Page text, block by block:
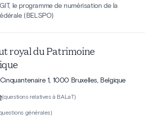
le programme de numérisation de la
(BELSPO)
royal du Patrimoine
1, 1000 Bruxelles, Belgique
(questions relatives à BALaT)
générales)